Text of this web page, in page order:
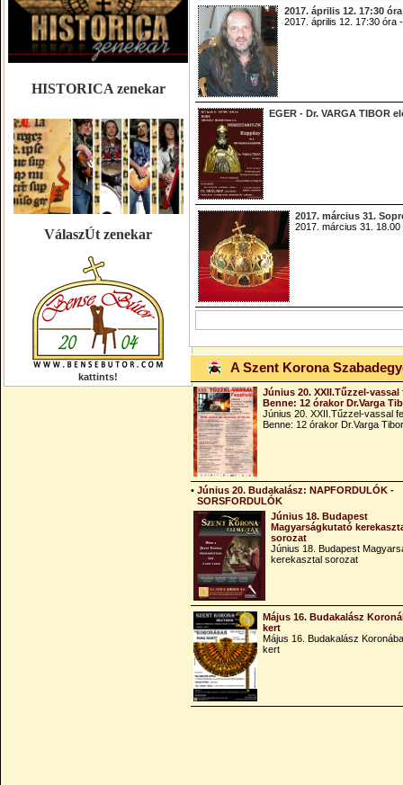
HISTORICA zenekar
VálaszÚt zenekar
kattints!
2017. április 12. 17:30
2017. április 12. 17:30 óra
EGER - Dr. VARGA TIBOR
2017. március 31.
2017. március 31.
A Szent Korona
Június 20. XXII.Tűzzel-
Benne: 12 órakor Dr.Varga
Június 20. XXII.Tűzzel-vassal
Benne: 12 órakor Dr.Varga Tibor
• Június 20. Budakalász: NAPFORDULÓK -
SORSFORDULÓK
Június 18. Budapest
Magyarságkutató
sorozat
Június 18. Budapest
kerekasztal sorozat
Május 16. Budakalász
kert
Május 16. Budakalász
kert